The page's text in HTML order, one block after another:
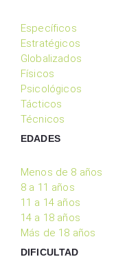
Específicos
Estratégicos
Globalizados
Físicos
Psicológicos
Tácticos
Técnicos
EDADES
Menos de 8 años
8 a 11 años
11 a 14 años
14 a 18 años
Más de 18 años
DIFICULTAD